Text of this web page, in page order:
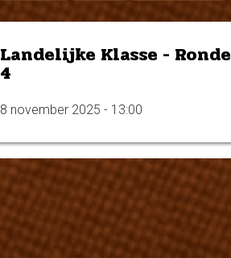
Landelijke Klasse - Ronde
4
8 november 2025 - 13:00